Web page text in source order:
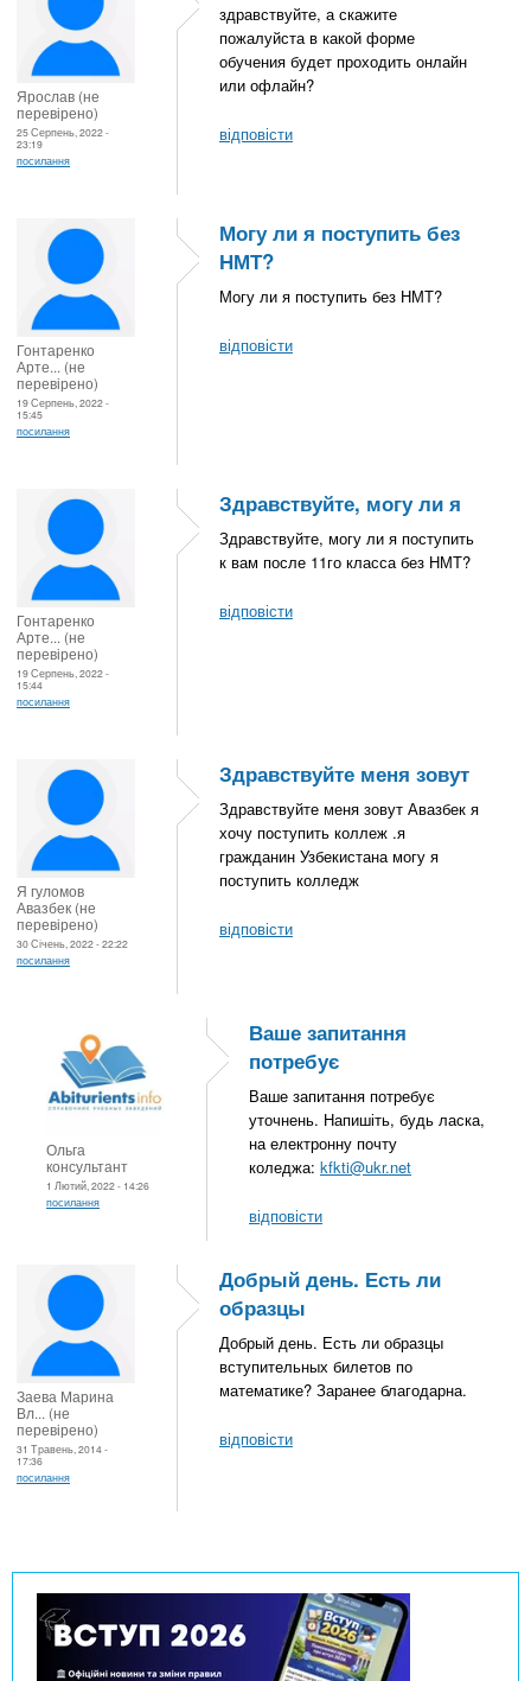
Ярослав (не
перевірено)
25 Серпень, 2022 -
23:19
посилання
здравствуйте, а скажите
пожалуйста в какой форме
обучения будет проходить онлайн
или офлайн?
відповісти
Гонтаренко
Арте... (не
перевірено)
19 Серпень, 2022 -
15:45
посилання
Могу ли я поступить без
НМТ?
Могу ли я поступить без НМТ?
відповісти
Гонтаренко
Арте... (не
перевірено)
19 Серпень, 2022 -
15:44
посилання
Здравствуйте, могу ли я
Здравствуйте, могу ли я поступить
к вам после 11го класса без НМТ?
відповісти
Я гуломов
Авазбек (не
перевірено)
30 Січень, 2022 - 22:22
посилання
Здравствуйте меня зовут
Здравствуйте меня зовут Авазбек я
хочу поступить коллеж .я
гражданин Узбекистана могу я
поступить колледж
відповісти
Ольга
консультант
1 Лютий, 2022 - 14:26
посилання
Ваше запитання
потребує
Ваше запитання потребує
уточнень. Напишіть, будь ласка,
на електронну почту
коледжа: kfkti@ukr.net
відповісти
Заева Марина
Вл... (не
перевірено)
31 Травень, 2014 -
17:36
посилання
Добрый день. Есть ли
образцы
Добрый день. Есть ли образцы
вступительных билетов по
математике? Заранее благодарна.
відповісти